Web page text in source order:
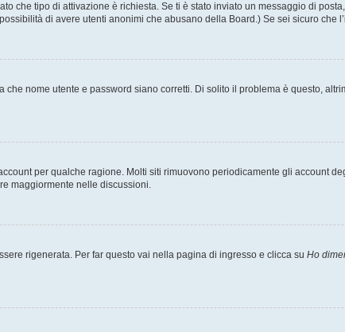
che tipo di attivazione è richiesta. Se ti è stato inviato un messaggio di
di avere utenti anonimi che abusano della Board.) Se sei sicuro
nome utente e password siano corretti. Di solito il problema è questo,
per qualche ragione. Molti siti rimuovono periodicamente gli account
maggiormente nelle discussioni.
rigenerata. Per far questo vai nella pagina di ingresso e clicca su Ho